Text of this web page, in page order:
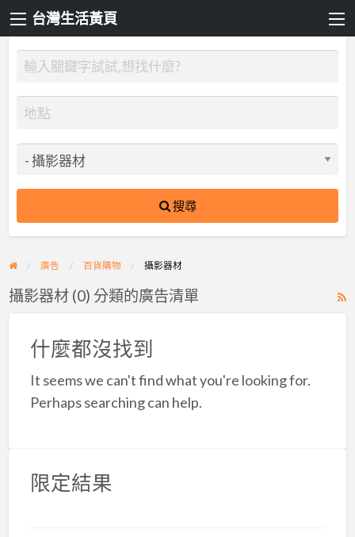
台灣生活黃頁
搜尋
廣告 百貨購物 攝影器材
攝影器材 (0) 分類的廣告清單
什麼都沒找到
It seems we can't find what you're looking for.
Perhaps searching can help.
限定結果